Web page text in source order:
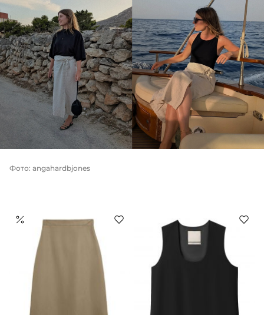
Фото: angahardbjones